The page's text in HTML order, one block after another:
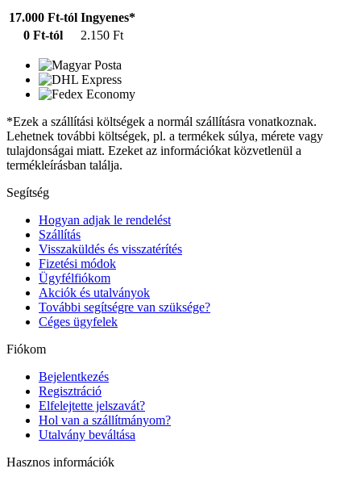
17.000 Ft-tól Ingyenes*
0 Ft-tól
2.150 Ft
*Ezek a szállítási költségek a normál szállításra vonatkoznak.
Lehetnek további költségek, pl. a termékek súlya, mérete vagy
tulajdonságai miatt. Ezeket az információkat közvetlenül a
termékleírásban találja.
Segítség
Hogyan adjak le rendelést
Szállítás
Visszaküldés és visszatérítés
Fizetési módok
Ügyfélfiókom
Akciók és utalványok
További segítségre van szüksége?
Céges ügyfelek
Fiókom
Bejelentkezés
Regisztráció
Elfelejtette jelszavát?
Hol van a szállítmányom?
Utalvány beváltása
Hasznos információk